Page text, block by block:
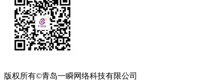
版权所有©青岛一瞬网络科技有限公司